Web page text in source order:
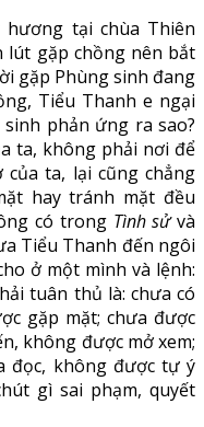
tại chùa Thiên
lút gặp chồng nên bắt
gặp Phùng sinh đang
Tiểu Thanh e ngại
phản ứng ra sao?
ta, không phải nơi để
ta, lại cũng chẳng
hay tránh mặt đều
có trong Tình sửvà
Tiểu Thanh đến ngôi
ở một mình và lệnh:
tuân thủ là: chưa có
gặp mặt; chưa được
không được mở xem;
đọc, không được tự ý
gì sai phạm, quyết